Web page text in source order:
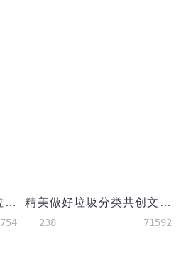
卡通可爱地球笑脸形象垃圾分类手抄报 精美做好垃圾分类共创文明新风垃圾分类手抄报
238 71592